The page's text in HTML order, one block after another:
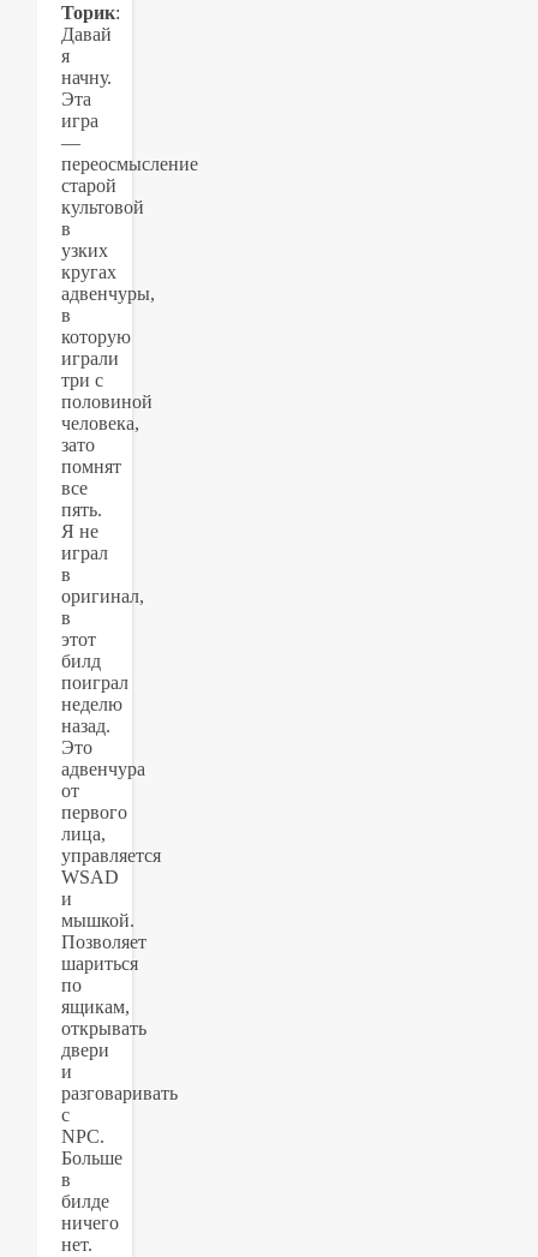
Торик:
Давай
я
начну.
Эта
игра
—
переосмысление
старой
культовой
в
узких
кругах
адвенчуры,
в
которую
играли
три с
половиной
человека,
зато
помнят
все
пять.
Я не
играл
в
оригинал,
в
этот
билд
поиграл
неделю
назад.
Это
адвенчура
от
первого
лица,
управляется
WSAD
и
мышкой.
Позволяет
шариться
по
ящикам,
открывать
двери
и
разговаривать
с
NPC.
Больше
в
билде
ничего
нет.